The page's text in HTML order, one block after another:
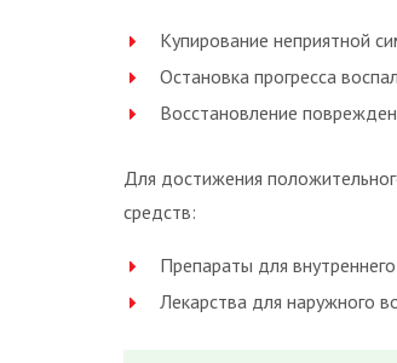
Купирование неприятной
Остановка прогресса
Восстановление
Для достижения
средств:
Препараты для
Лекарства для наружного